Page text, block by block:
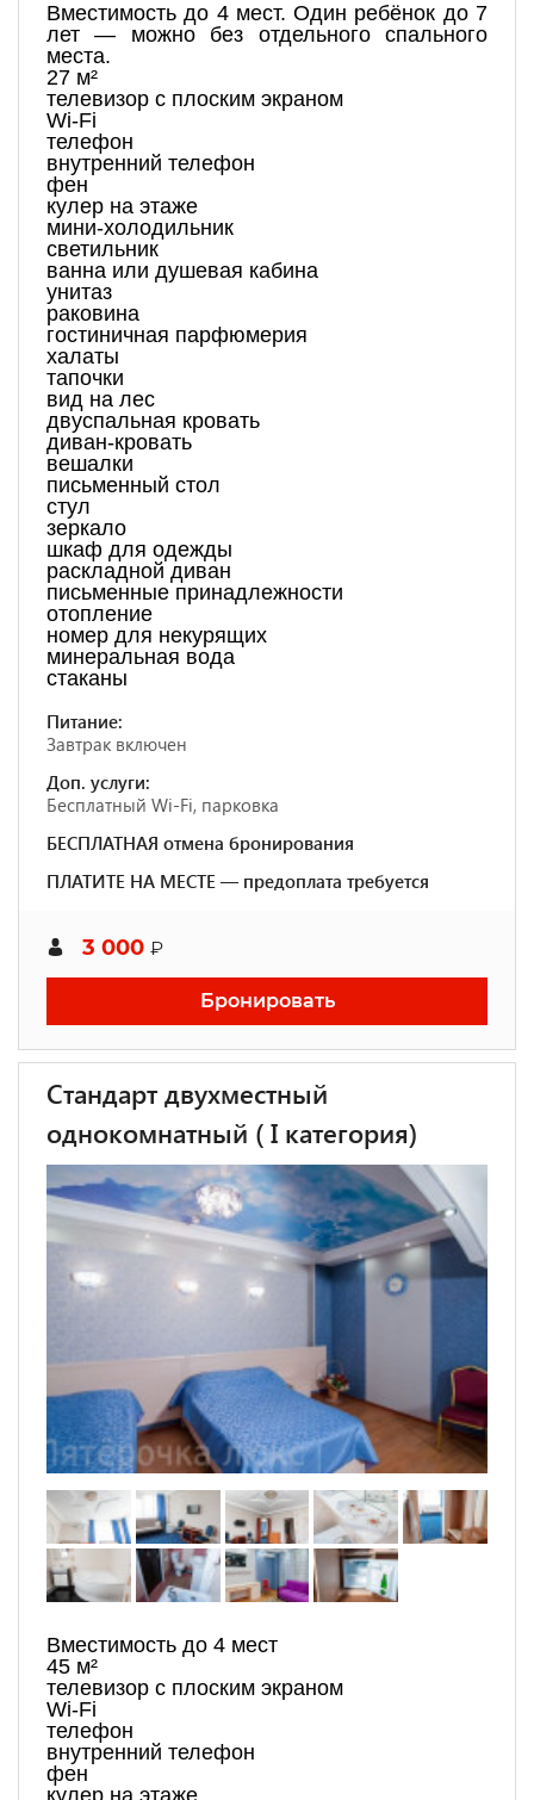
Вместимость до 4 мест. Один ребёнок до 7
лет — можно без отдельного спального
места.
27 м²
телевизор с плоским экраном
Wi-Fi
телефон
внутренний телефон
фен
кулер на этаже
мини-холодильник
светильник
ванна или душевая кабина
унитаз
раковина
гостиничная парфюмерия
халаты
тапочки
вид на лес
двуспальная кровать
диван-кровать
вешалки
письменный стол
стул
зеркало
шкаф для одежды
раскладной диван
письменные принадлежности
отопление
номер для некурящих
минеральная вода
стаканы
Питание:
Завтрак включен
Доп. услуги:
Бесплатный Wi-Fi, парковка
БЕСПЛАТНАЯ отмена бронирования
ПЛАТИТЕ НА МЕСТЕ — предоплата требуется
3 000 ₽
Бронировать
Стандарт двухместный
однокомнатный ( I категория)
Вместимость до 4 мест
45 м²
телевизор с плоским экраном
Wi-Fi
телефон
внутренний телефон
фен
кулер на этаже